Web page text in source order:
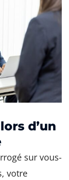
d’un
sur vous-
votre